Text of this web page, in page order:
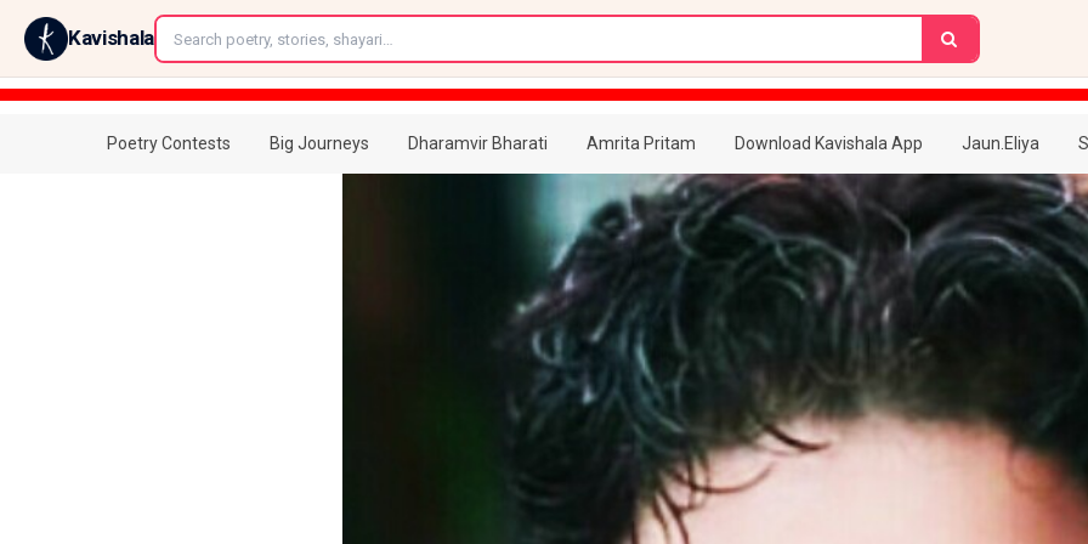
Kavishala
Poetry Contests Big Journeys Dharamvir Bharati Amrita Pritam Download Kavishala App Jaun.Eliya